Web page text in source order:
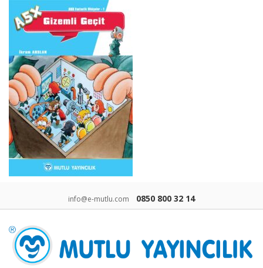
info@e-mutlu.com 0850 800 32 14